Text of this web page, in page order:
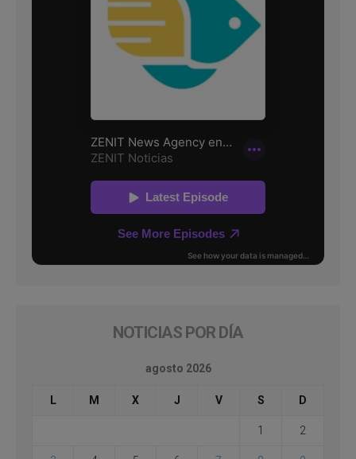
NOTICIAS POR DÍA
agosto 2026
L M X J V S D
1 2